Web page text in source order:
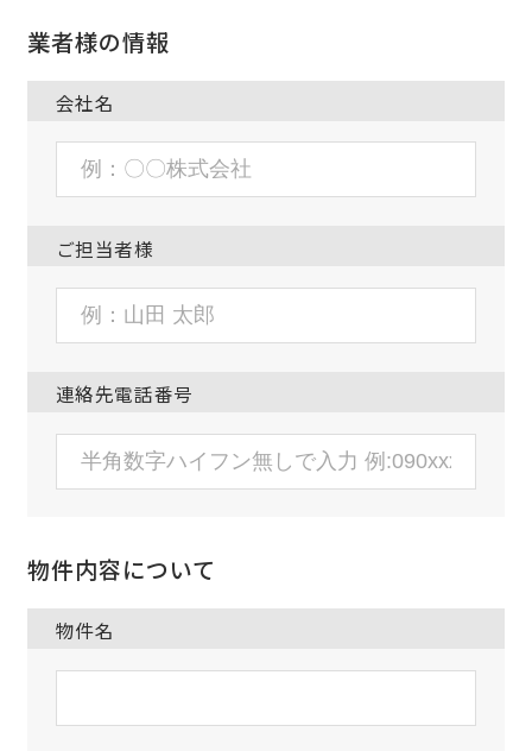
業者様の情報
会社名
ご担当者様
連絡先電話番号
物件内容について
物件名